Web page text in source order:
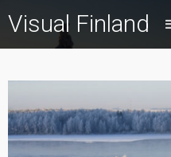
Visual Finland